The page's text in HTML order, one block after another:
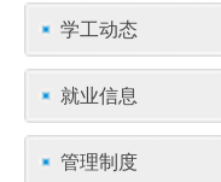
学工动态
就业信息
管理制度